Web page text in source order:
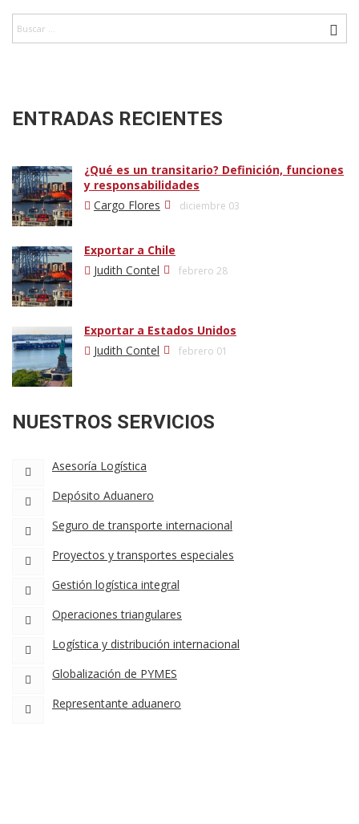
ENTRADAS RECIENTES
¿Qué es un transitario? Definición, funciones
y responsabilidades
Cargo Flores
diciembre 03
Exportar a Chile
Judith Contel
febrero 28
Exportar a Estados Unidos
Judith Contel
febrero 01
NUESTROS SERVICIOS
Asesoría Logística
Depósito Aduanero
Seguro de transporte internacional
Proyectos y transportes especiales
Gestión logística integral
Operaciones triangulares
Logística y distribución internacional
Globalización de PYMES
Representante aduanero